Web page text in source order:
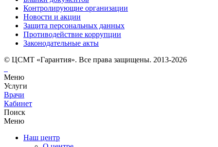
Контролирующие организации
Новости и акции
Защита персональных данных
Противодействие коррупции
Законодательные акты
© ЦСМТ «Гарантия». Все права защищены. 2013-2026
Меню
Услуги
Врачи
Кабинет
Поиск
Меню
Наш центр